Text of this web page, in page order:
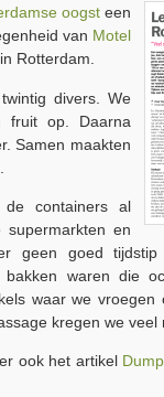
oogsteen
van Motel
Rotterdam.
divers. We
fruit op. Daarna
Samen maakten
de containers al
en
geen goed
waren die
waar we
kregen we veel
ook het artikel